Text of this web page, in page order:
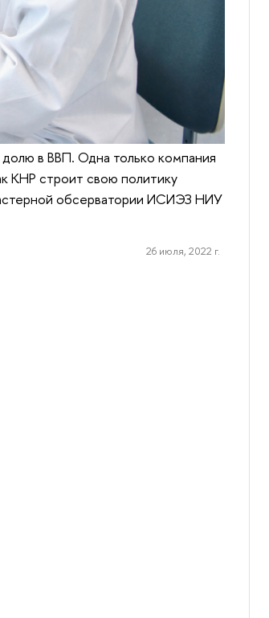
в ВВП. Одна только компания
КНР строит свою политику
обсерватории ИСИЭЗ НИУ
26 июля, 2022 г.